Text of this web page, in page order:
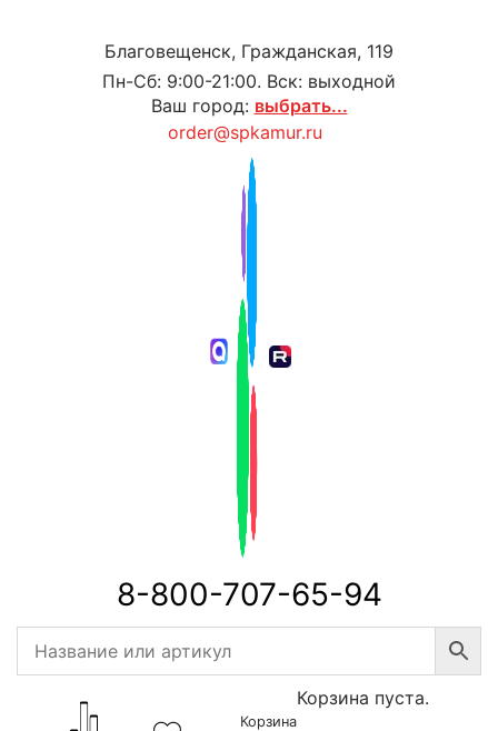
Благовещенск, Гражданская, 119
Пн-Сб: 9:00-21:00. Вск: выходной
Ваш город: выбрать...
order@spkamur.ru
8-800-707-65-94
Корзина
Корзина пуста.